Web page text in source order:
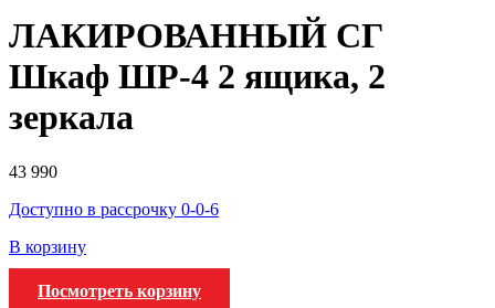
ЛАКИРОВАННЫЙ СГ
Шкаф ШР-4 2 ящика, 2
зеркала
43 990
Доступно в рассрочку 0-0-6
В корзину
Посмотреть корзину